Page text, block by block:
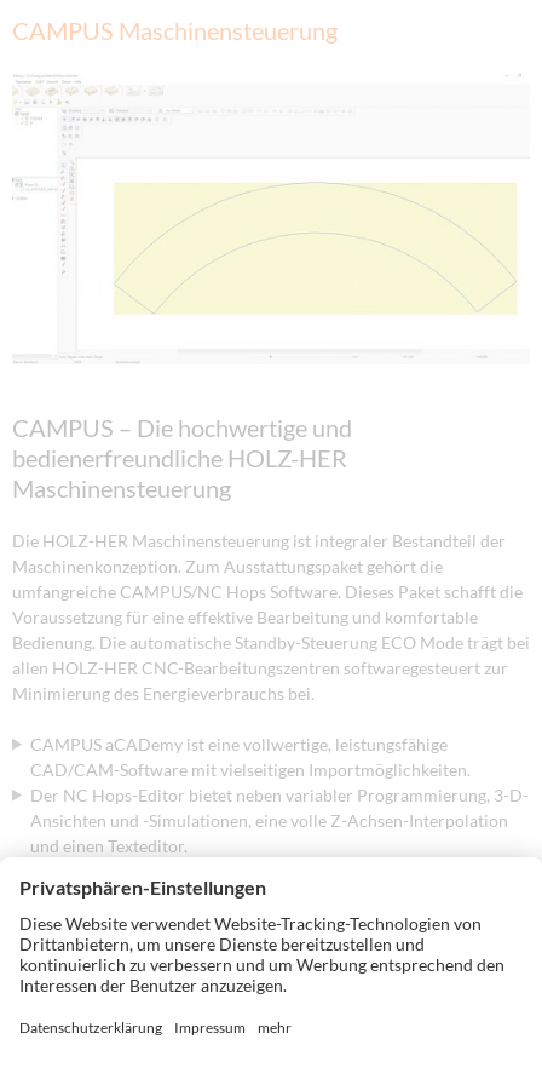
CAMPUS Maschinensteuerung
CAMPUS – Die hochwertige und
bedienerfreundliche HOLZ-HER
Maschinensteuerung
Die HOLZ-HER Maschinensteuerung ist integraler Bestandteil der
Maschinenkonzeption. Zum Ausstattungspaket gehört die
umfangreiche CAMPUS/NC Hops Software. Dieses Paket schafft die
Voraussetzung für eine effektive Bearbeitung und komfortable
Bedienung. Die automatische Standby-Steuerung ECO Mode trägt bei
allen HOLZ-HER CNC-Bearbeitungszentren softwaregesteuert zur
Minimierung des Energieverbrauchs bei.
CAMPUS aCADemy ist eine vollwertige, leistungsfähige
CAD/CAM-Software mit vielseitigen Importmöglichkeiten.
Der NC Hops-Editor bietet neben variabler Programmierung, 3-D-
Ansichten und -Simulationen, eine volle Z-Achsen-Interpolation
und einen Texteditor.
vereinfachen und beschleunigen zusätzlich die
Programmsteuerung.
Das Workcenter zeigt die Belegung des Maschinentisches.
Werkzeuge, Bohrköpfe und Wege werden dabei
werkstückübergreifend automatisch optimiert und die
Bearbeitungszeiten berechnet.